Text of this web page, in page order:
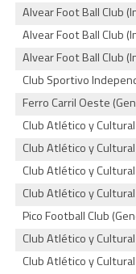
Alvear Foot Ball Club
Alvear Foot Ball Club
Alvear Foot Ball Club
Club Sportivo
Ferro Carril Oeste
Club Atlético y
Club Atlético y
Club Atlético y
Club Atlético y
Pico Football Club
Club Atlético y
Club Atlético y